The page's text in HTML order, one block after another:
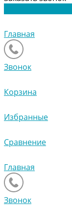
Главная
Звонок
Корзина
Избранные
Сравнение
Главная
Звонок